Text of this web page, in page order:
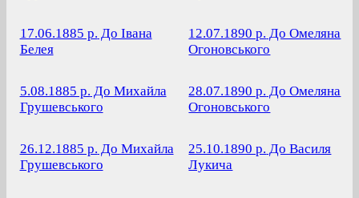
17.06.1885 р. До Івана
Белея
5.08.1885 р. До Михайла
Грушевського
26.12.1885 р. До Михайла
Грушевського
12.07.1890 р. До Омеляна
Огоновського
28.07.1890 р. До Омеляна
Огоновського
25.10.1890 р. До Василя
Лукича